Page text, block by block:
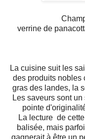
verrine de
La cuisine suit les
des produits nobles
gras des landes, la
Les saveurs sont
pointe
La lecture de
balisée, mais